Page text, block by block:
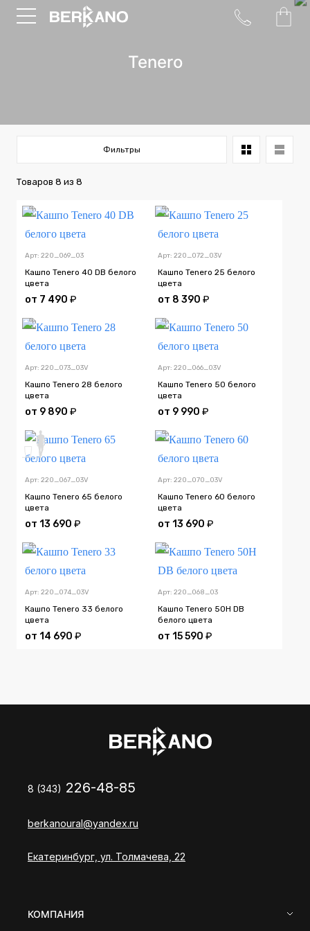
Tenero
Товаров 8 из 8
Фильтры
Арт: 220_069_03
Кашпо Tenero 40 DB белого
цвета
от 7 490 ₽
Арт: 220_072_03V
Кашпо Tenero 25 белого
цвета
от 8 390 ₽
Арт: 220_073_03V
Кашпо Tenero 28 белого
цвета
от 9 890 ₽
Арт: 220_066_03V
Кашпо Tenero 50 белого
цвета
от 9 990 ₽
Арт: 220_067_03V
Кашпо Tenero 65 белого
цвета
от 13 690 ₽
Арт: 220_070_03V
Кашпо Tenero 60 белого
цвета
от 13 690 ₽
Арт: 220_074_03V
Кашпо Tenero 33 белого
цвета
от 14 690 ₽
Арт: 220_068_03
Кашпо Tenero 50H DB
белого цвета
от 15 590 ₽
8 (343) 226-48-85
berkanoural@yandex.ru
Екатеринбург, ул. Толмачева, 22
КОМПАНИЯ